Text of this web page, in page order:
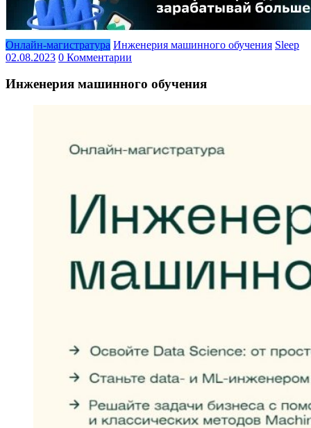
Онлайн-магистратура Инженерия машинного обучения Sleep
02.08.2023 0 Комментарии
Инженерия машинного обучения